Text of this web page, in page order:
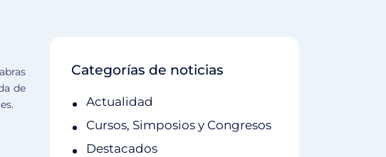
de
Categorías de noticias
Actualidad
Cursos, Simposios y Congresos
Destacados